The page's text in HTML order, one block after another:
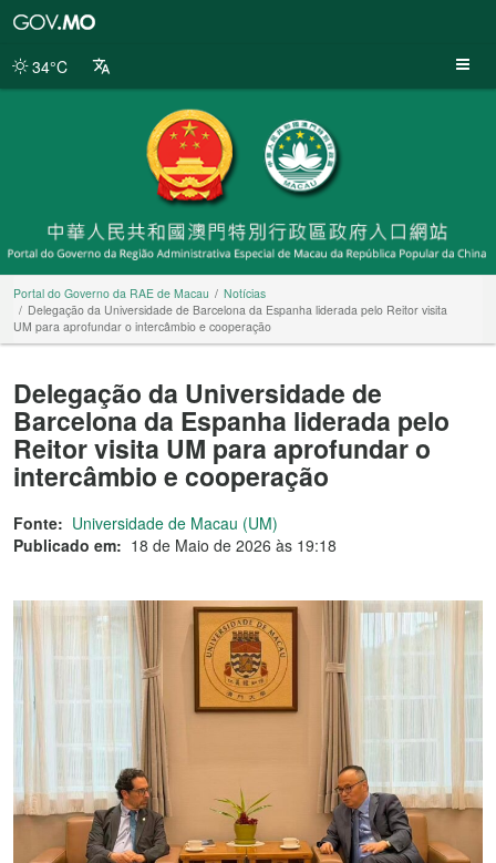
da
34°C
Portal do Governo da RAE de Macau
Notícias
Delegação da Universidade de Barcelona da Espanha liderada pelo Reitor visita
UM para aprofundar o intercâmbio e cooperação
Delegação da Universidade de
Barcelona da Espanha liderada pelo
Reitor visita UM para aprofundar o
intercâmbio e cooperação
Fonte: Universidade de Macau (UM)
Publicado em: 18 de Maio de 2026 às 19:18